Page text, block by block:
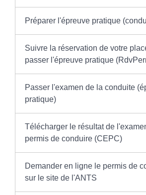
Préparer l'épreuve pratique
Suivre la réservation de votre
passer l'épreuve pratique
Passer l'examen de la conduite
pratique)
Télécharger le résultat de
permis de conduire (CEPC)
Demander en ligne le permis de
sur le site de l'ANTS